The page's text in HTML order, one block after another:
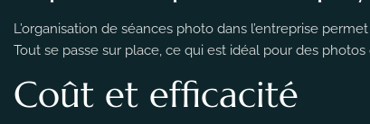
L’organisation de séances photo dans l’entreprise
Tout se passe sur place, ce qui est idéal pour des
Coût et efficacité